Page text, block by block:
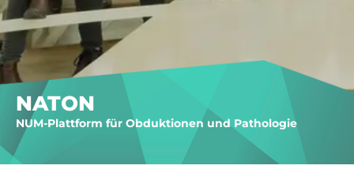
NATON
NUM-Plattform für Obduktionen und Pathologie